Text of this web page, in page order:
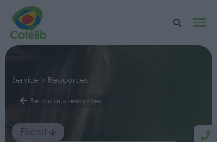
Service > Ressources
Retour aux ressources
Fiscal